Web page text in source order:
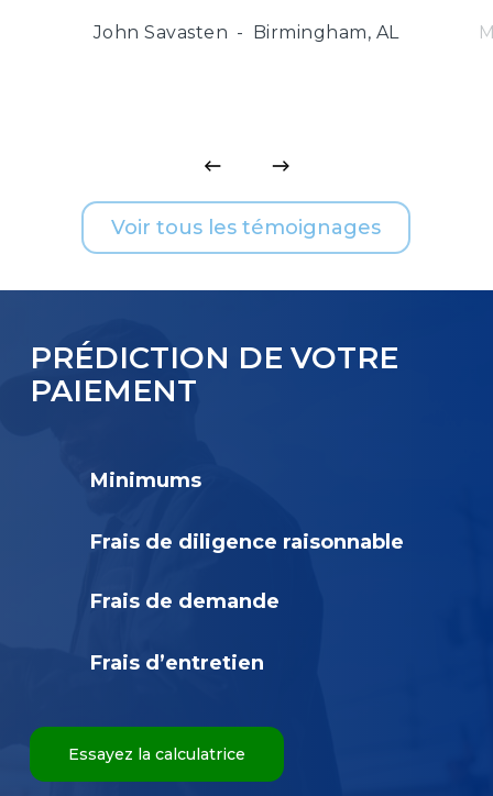
John Savasten Birmingham, AL
Voir tous les témoignages
PRÉDICTION DE VOTRE
PAIEMENT
Minimums
Frais de diligence raisonnable
Frais de demande
Frais d’entretien
Essayez la calculatrice